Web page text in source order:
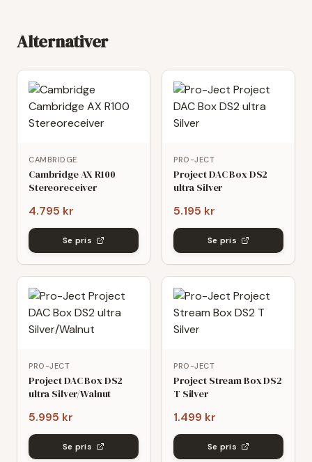
Alternativer
CAMBRIDGE
Cambridge AX R100
Stereoreceiver
4.795 kr
Se pris
PRO-JECT
Project DAC Box DS2
ultra Silver
5.195 kr
Se pris
PRO-JECT
Project DAC Box DS2
ultra Silver/Walnut
5.995 kr
Se pris
PRO-JECT
Project Stream Box DS2
T Silver
1.499 kr
Se pris